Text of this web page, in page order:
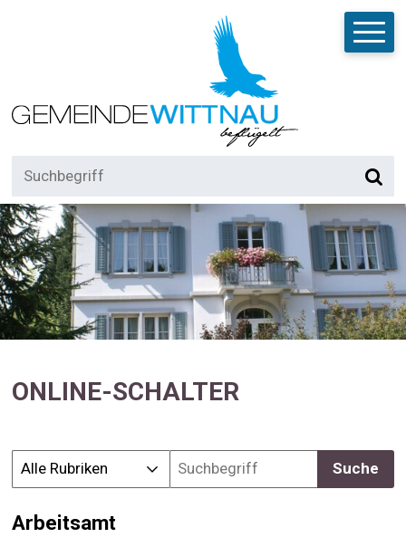
NAVIGIEREN IN DER GEMEINDE
Suchbegriff
ONLINE-SCHALTER
Rubrik auswählen
Produktsuche
Suche
Arbeitsamt